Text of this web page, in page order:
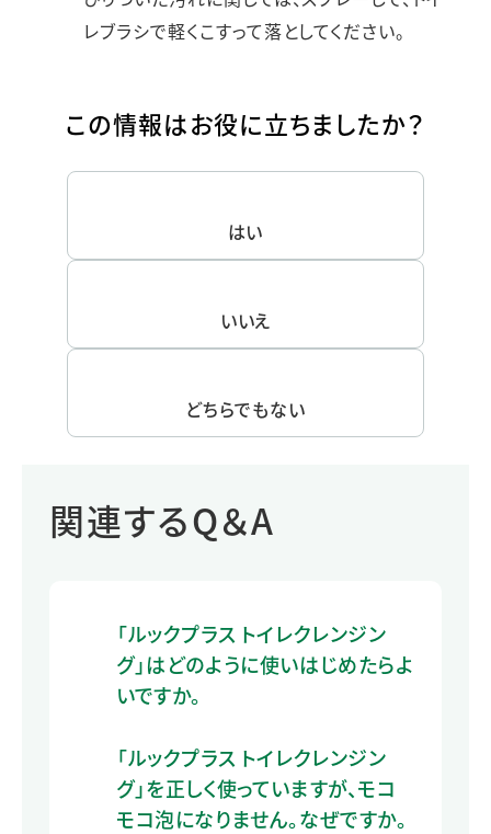
レブラシで軽くこすって落としてください。
この情報はお役に立ちましたか？
はい
いいえ
どちらでもない
関連するQ＆A
「ルックプラス トイレクレンジン
グ」はどのように使いはじめたらよ
いですか。
「ルックプラス トイレクレンジン
グ」を正しく使っていますが、モコ
モコ泡になりません。なぜですか。